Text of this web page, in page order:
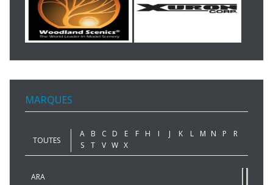
MARQUES
TOUTES
A B C D E F H I J K L M N P
R
S
T V W X
ARA